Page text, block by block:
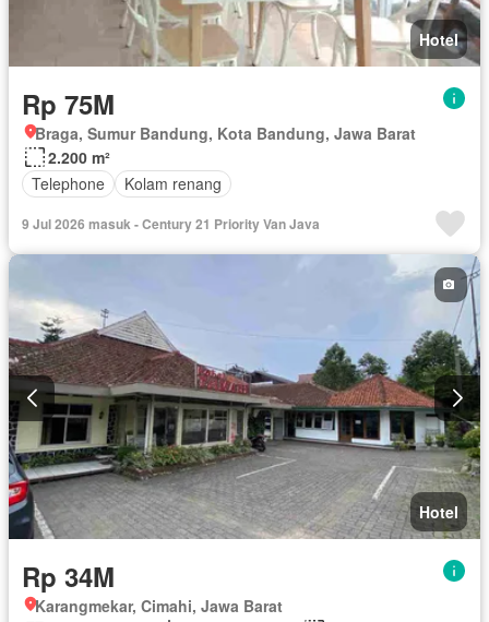
Hotel
Rp 75M
Braga, Sumur Bandung, Kota Bandung, Jawa Barat
2.200 m²
Telephone
Kolam renang
9 Jul 2026 masuk - Century 21 Priority Van Java
Hotel
Rp 34M
Karangmekar, Cimahi, Jawa Barat